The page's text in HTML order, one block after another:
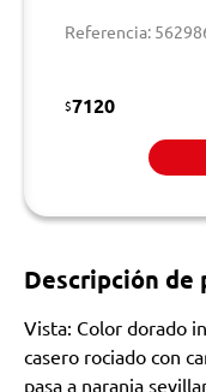
Referencia:
$7120
Descripción de
Vista: Color dorado
casero rociado con
pasa a naranja